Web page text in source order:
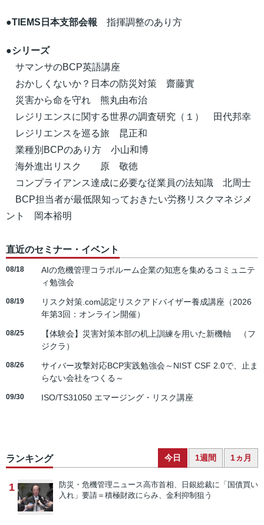
●TIEMS日本支部会報 指揮調整のあり方
●シリーズ
サマンサのBCP英語講座
おかしくないか？日本の防災対策 齋藤實
災害から命を守れ 熊丸由布治
レジリエンスに関する世界の調査研究（１） 田代邦幸
レジリエンスを巡る旅 昆正和
業種別BCPのあり方 小山和博
海外進出リスク 原 敬徳
コンプライアンス達成に必要な従業員の法知識 北周士
BCP担当者が最低限知っておきたい労務リスクマネジメ
ント 岡本裕明
直近のセミナー・イベント
08/18
AIの危機管理コラボルーム企業の知恵を集めるコミュニテ
ィ勉強会
08/19
リスク対策.com認定リスクアドバイザー養成講座（2026
年第3回：オンライン開催）
08/25
【体験会】災害対策本部の机上訓練を用いた新機軸 （フ
ジクラ）
08/26
サイバー攻撃対応BCP実践勉強会～NIST CSF 2.0で、止ま
らない会社をつくる～
09/30 ISO/TS31050 エマージング・リスク講座
ランキング 今日 1週間 1ヵ月
1 防災・危機管理ニュース高市首相、日銀総裁に「国債買い
入れ」要請＝積極財政にらみ、金利抑制狙う